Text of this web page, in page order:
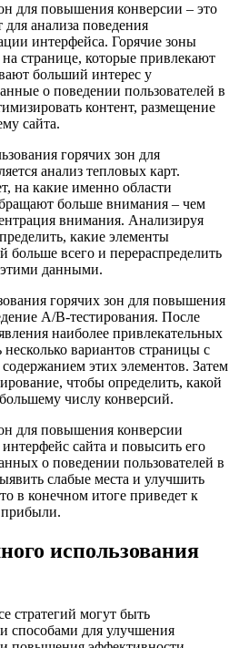
для повышения конверсии – это
анализа поведения
интерфейса. Горячие зоны
странице, которые привлекают
больший интерес у
о поведении пользователей в
контент, размещение
сайта.
горячих зон для
анализ тепловых карт.
на какие именно области
больше внимания – чем
внимания. Анализируя
какие элементы
больше всего и перераспределить
этими данными.
горячих зон для повышения
A/B-тестирования. После
наиболее привлекательных
вариантов страницы с
этих элементов. Затем
чтобы определить, какой
числу конверсий.
для повышения конверсии
сайта и повысить его
о поведении пользователей в
слабые места и улучшить
в конечном итоге приведет к
использования
стратегий могут быть
способами для улучшения